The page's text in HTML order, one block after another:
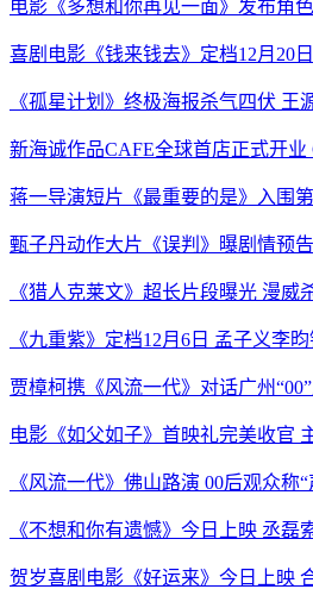
电影《多想和你再见一面》发布角
喜剧电影《钱来钱去》定档12月20
《孤星计划》终极海报杀气四伏
新海诚作品CAFE全球首店正式开
蒋一导演短片《最重要的是》入围
甄子丹动作大片《误判》曝剧情预
《猎人克莱文》超长片段曝光 漫威
《九重紫》定档12月6日 孟子义李
贾樟柯携《风流一代》对话广州
电影《如父如子》首映礼完美收官
《风流一代》佛山路演 00后观众称
《不想和你有遗憾》今日上映 丞
贺岁喜剧电影《好运来》今日上映